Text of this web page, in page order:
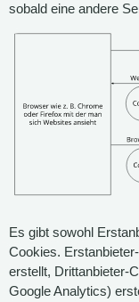
sobald eine andere
Es gibt sowohl
Cookies.
erstellt, Drittanbieter-
Google Analytics)